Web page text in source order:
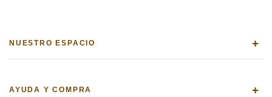
NUESTRO ESPACIO +
AYUDA Y COMPRA +